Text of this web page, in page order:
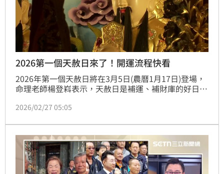
2026第一個天赦日來了！開運流程快看
2026年第一個天赦日將在3月5日(農曆1月17日)登場，
命理老師楊登嵙表示，天赦日是補運、補財庫的好日
大帝懺悔，求運勢開泰，健康、財運都順遂，楊登嵙分
參考。(賴俊佑)
2026/02/27 05:05